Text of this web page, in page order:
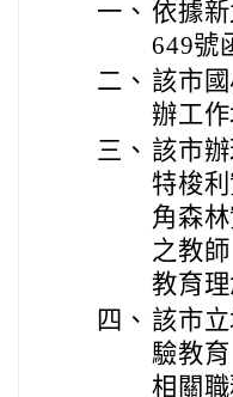
一、 依據
649號
二、 該市
辦工
三、 該市
特梭
角森
之教
教育理
四、 該市
驗教
相關